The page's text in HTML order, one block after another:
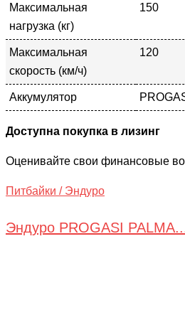
Максимальная
нагрузка (кг)
150
Максимальная
скорость (км/ч)
120
Аккумулятор
Доступна покупка в лизинг
Оценивайте свои финансовые
Питбайки / Эндуро
Эндуро PROGASI